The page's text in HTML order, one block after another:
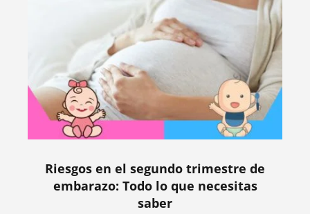
Riesgos en el segundo trimestre de
embarazo: Todo lo que necesitas
saber